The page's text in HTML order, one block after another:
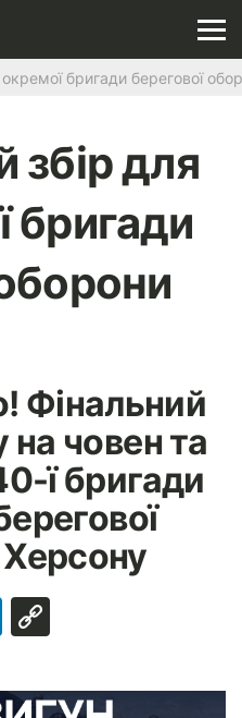
бригади берегової
збір для
бригади
Фінальний
на човен та
ї бригади